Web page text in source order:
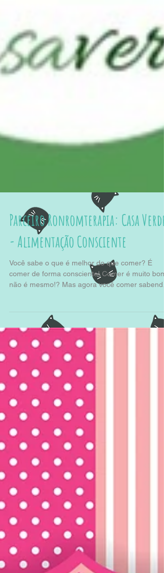
Parceiro Ronromterapia: Casa Verde
- Alimentação Consciente
não é mesmo!? Mas agora você comer sabendo
que...